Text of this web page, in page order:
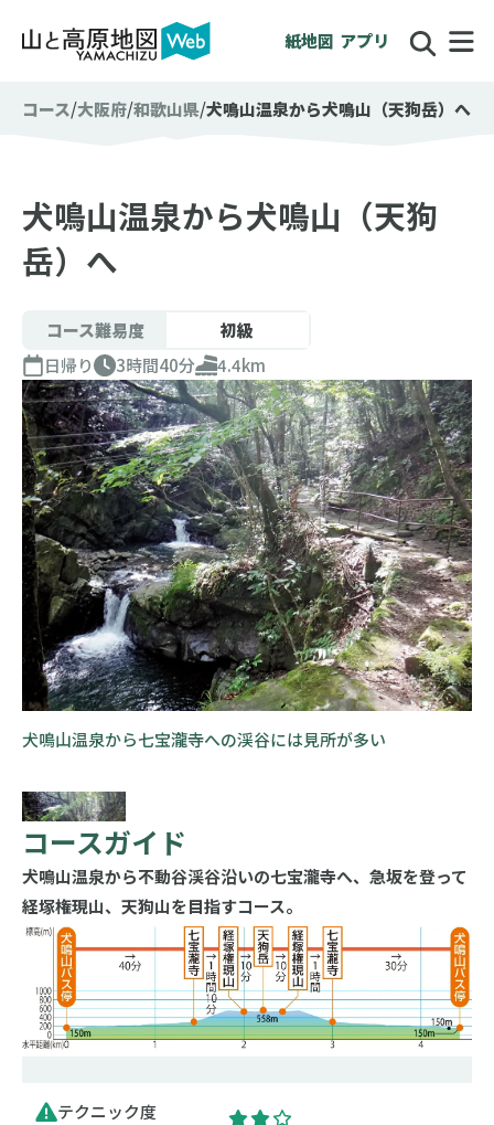
紙地図 アプリ
コース 大阪府 和歌山県 犬鳴山温泉から犬鳴山（天狗岳）へ
犬鳴山温泉から犬鳴山（天狗
岳）へ
コース難易度
初級
日帰り
3時間40分 4.4km
犬鳴山温泉から七宝瀧寺への渓谷には見所が多い
コースガイド
犬鳴山温泉から不動谷渓谷沿いの七宝瀧寺へ、急坂を登って
経塚権現山、天狗山を目指すコース。
テクニック度